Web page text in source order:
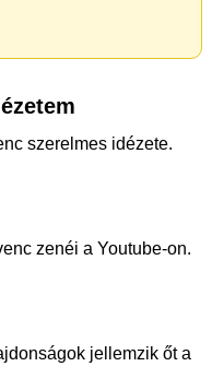
szerelmes idézete.
zenéi a Youtube-on.
jellemzik őt a